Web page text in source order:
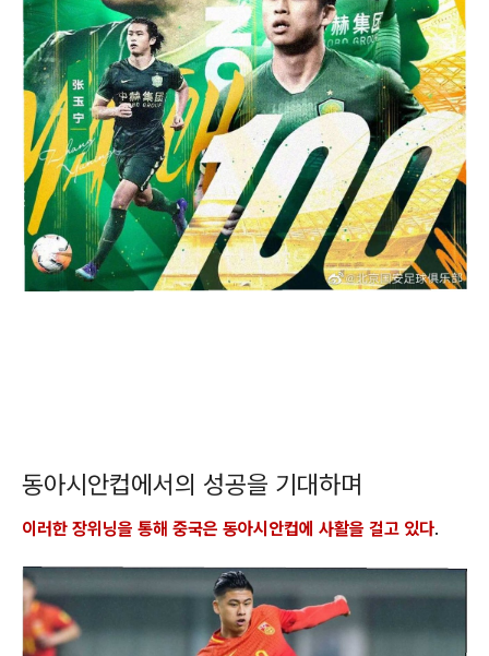
동아시안컵에서의 성공을 기대하며
이러한 장위닝을 통해 중국은 동아시안컵에 사활을 걸고 있다.